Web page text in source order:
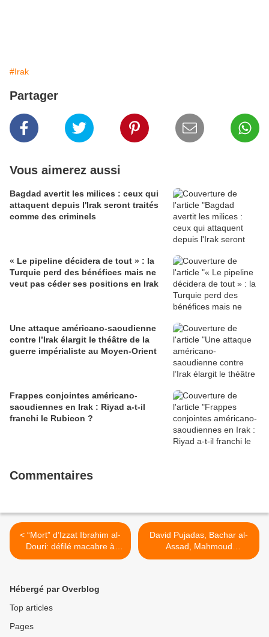
#Irak
Partager
Vous aimerez aussi
Bagdad avertit les milices : ceux qui
attaquent depuis l'Irak seront traités
comme des criminels
« Le pipeline décidera de tout » : la
Turquie perd des bénéfices mais ne
veut pas céder ses positions en Irak
Une attaque américano-saoudienne
contre l’Irak élargit le théâtre de la
guerre impérialiste au Moyen-Orient
Frappes conjointes américano-
saoudiennes en Irak : Riyad a-t-il
franchi le Rubicon ?
Commentaires
< “Mort” d’Izzat Ibrahim al-
Douri: défilé macabre à
Bagdad
David Pujadas, Bachar al-
Assad, Mahmoud
Ahmadinejad… et la
Hébergé par Overblog
Top articles
Pages